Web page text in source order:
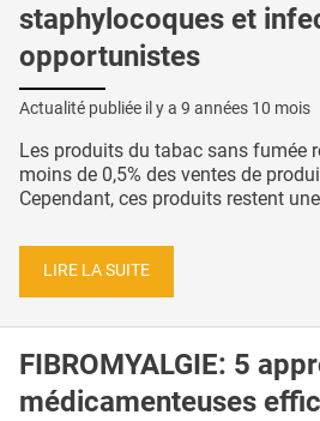
staphylocoques et
opportunistes
Actualité publiée il y a 9 années 10 mois
Les produits du tabac sans fumée
moins de 0,5% des ventes de
Cependant, ces produits restent
LIRE LA SUITE
FIBROMYALGIE: 5
médicamenteuses